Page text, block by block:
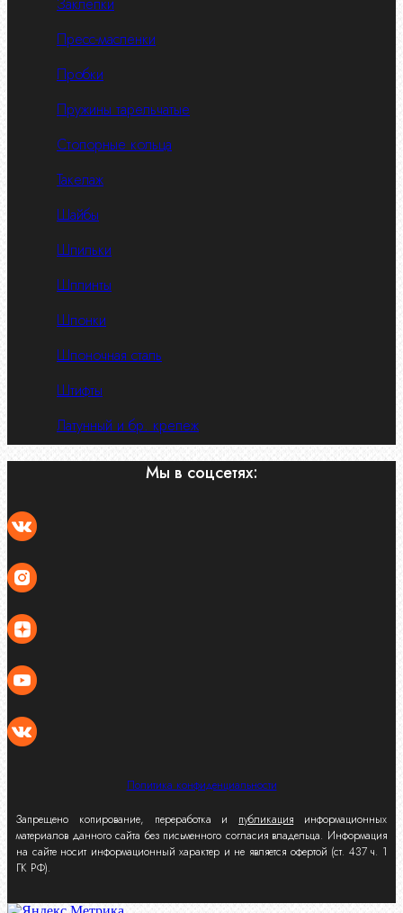
Пресс-масленки
Пробки
Пружины тарельчатые
Стопорные кольца
Такелаж
Шайбы
Шпильки
Шплинты
Шпонки
Шпоночная сталь
Штифты
Латунный и бр. крепеж
Мы в соцсетях:
Политика конфиденциальности
Запрещено копирование, переработка и публикация информационных
материалов данного сайта без письменного согласия владельца. Информация
на сайте носит информационный характер и не является офертой (ст. 437 ч. 1
ГК РФ).